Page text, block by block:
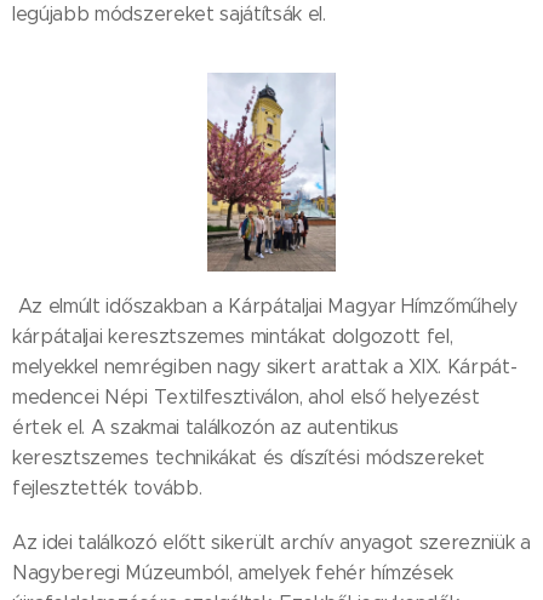
legújabb módszereket sajátítsák el.
Az elmúlt időszakban a Kárpátaljai Magyar Hímzőműhely
kárpátaljai keresztszemes mintákat dolgozott fel,
melyekkel nemrégiben nagy sikert arattak a XIX. Kárpát-
medencei Népi Textilfesztiválon, ahol első helyezést
értek el. A szakmai találkozón az autentikus
keresztszemes technikákat és díszítési módszereket
fejlesztették tovább.
Az idei találkozó előtt sikerült archív anyagot szerezniük a
Nagyberegi Múzeumból, amelyek fehér hímzések